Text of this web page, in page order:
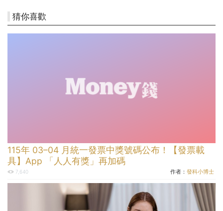
猜你喜歡
115年 03–04 月統一發票中獎號碼公布！【發票載
具】App 「人人有獎」再加碼
7,640 作者： 發科小博士